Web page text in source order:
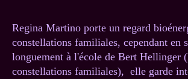
Regina Martino porte un regard
constellations familiales, cependant en
longuement à l'école de Bert Hellinger
constellations familiales), elle garde